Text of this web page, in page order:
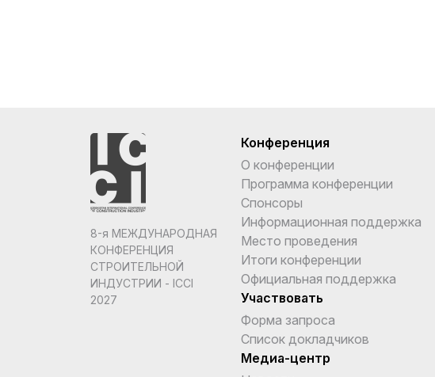
8-я МЕЖДУНАРОДНАЯ
КОНФЕРЕНЦИЯ
СТРОИТЕЛЬНОЙ
ИНДУСТРИИ - ICCI
2027
Конференция
О конференции
Программа конференции
Спонсоры
Информационная поддержка
Место проведения
Итоги конференции
Официальная поддержка
Участвовать
Форма запроса
Список докладчиков
Медиа-центр